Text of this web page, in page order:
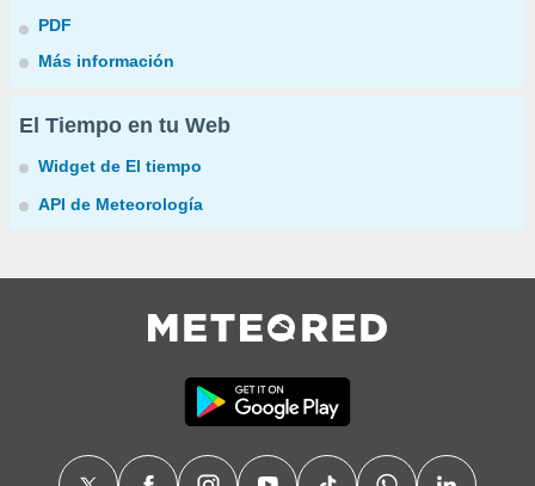
PDF
Más información
El Tiempo en tu Web
Widget de El tiempo
API de Meteorología